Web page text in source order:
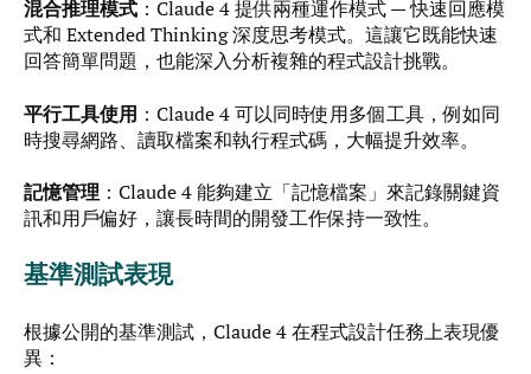
混合推理模式 ：Claude 4 提供兩種運作模式 — 快速回應模
式和 Extended Thinking 深度思考模式。這讓它既能快速
回答簡單問題，也能深入分析複雜的程式設計挑戰。
平行工具使用 ：Claude 4 可以同時使用多個工具，例如同
時搜尋網路、讀取檔案和執行程式碼，大幅提升效率。
記憶管理 ：Claude 4 能夠建立「記憶檔案」來記錄關鍵資
訊和用戶偏好，讓長時間的開發工作保持一致性。
基準測試表現
根據公開的基準測試，Claude 4 在程式設計任務上表現優
異：